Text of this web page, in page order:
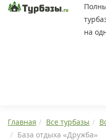
на
Главная Все турбазы
База отдыха «Дружба»